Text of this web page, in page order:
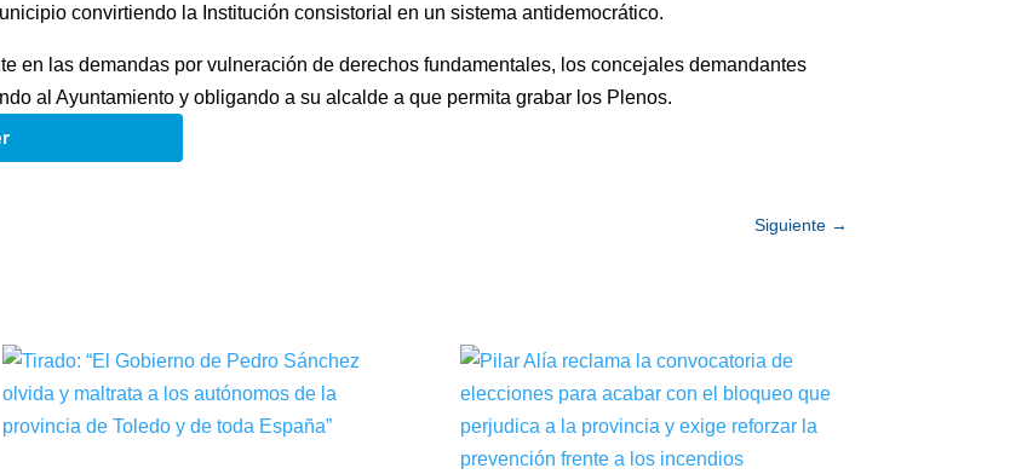
convirtiendo la Institución consistorial en un sistema antidemocrático.
en las demandas por vulneración de derechos fundamentales, los concejales demandantes
al Ayuntamiento y obligando a su alcalde a que permita grabar los Plenos.
Siguiente→